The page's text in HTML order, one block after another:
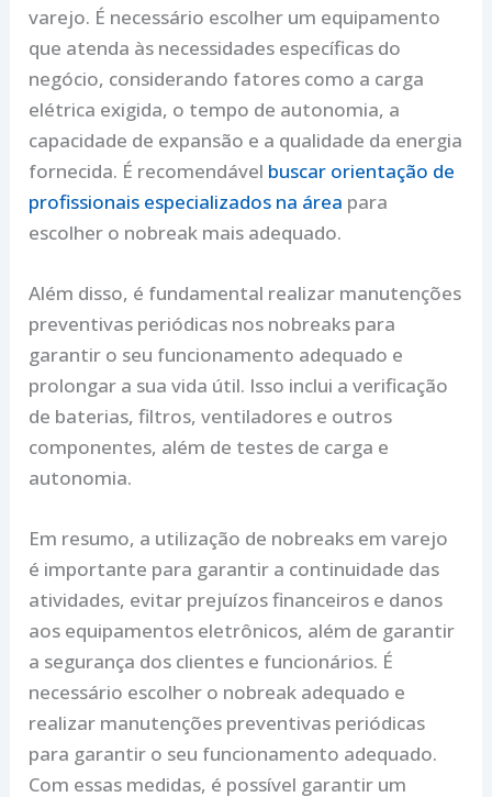
varejo. É necessário escolher um equipamento
que atenda às necessidades específicas do
negócio, considerando fatores como a carga
elétrica exigida, o tempo de autonomia, a
capacidade de expansão e a qualidade da energia
fornecida. É recomendável buscar orientação de
profissionais especializados na área para
escolher o nobreak mais adequado.
Além disso, é fundamental realizar manutenções
preventivas periódicas nos nobreaks para
garantir o seu funcionamento adequado e
prolongar a sua vida útil. Isso inclui a verificação
de baterias, filtros, ventiladores e outros
componentes, além de testes de carga e
autonomia.
Em resumo, a utilização de nobreaks em varejo
é importante para garantir a continuidade das
atividades, evitar prejuízos financeiros e danos
aos equipamentos eletrônicos, além de garantir
a segurança dos clientes e funcionários. É
necessário escolher o nobreak adequado e
realizar manutenções preventivas periódicas
para garantir o seu funcionamento adequado.
Com essas medidas, é possível garantir um